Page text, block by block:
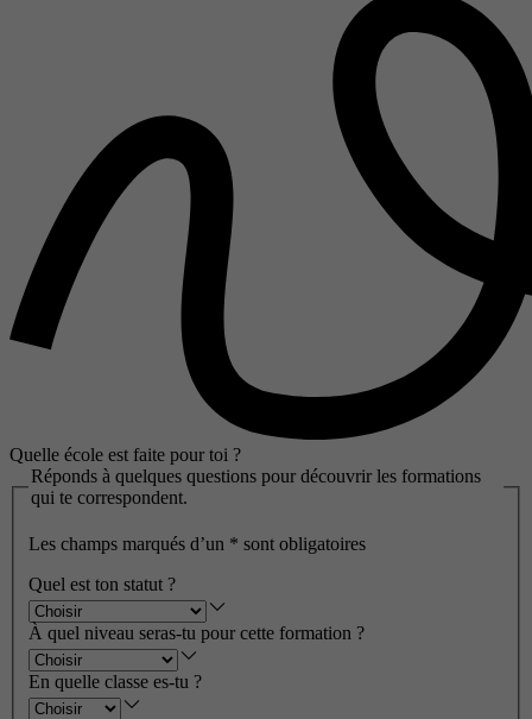
Quelle école est faite pour toi ?
Réponds à quelques questions pour découvrir les formations
qui te correspondent.
Les champs marqués d’un * sont obligatoires
Quel est ton statut ?
À quel niveau seras-tu pour cette formation ?
En quelle classe es-tu ?